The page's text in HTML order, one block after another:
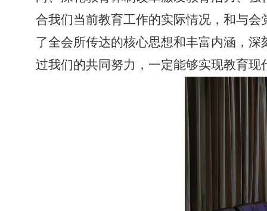
合我们当前教育工作的实际情况，和与
了全会所传达的核心思想和丰富内涵 ，
过我们的共同努力，一定能够实现教育